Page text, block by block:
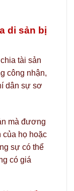
di sản bị
tài sản
công nhận,
dân sự sơ
mà đương
của họ hoặc
sự có thể
có giá